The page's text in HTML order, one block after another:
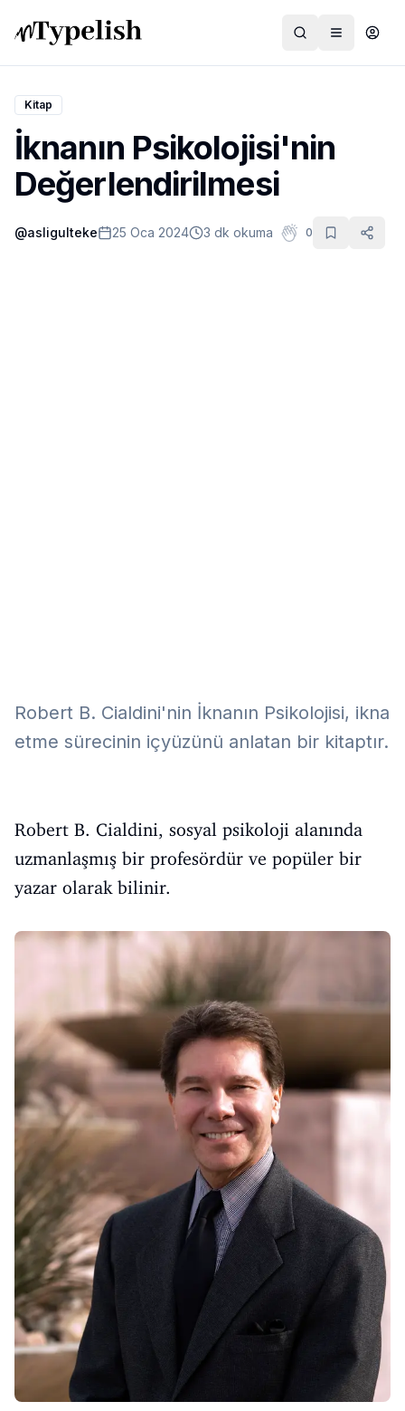
Dünya
Film ve Dizi
Kültür ve Sanat
Kitap
İknanın Psikolojisi'nin
Değerlendirilmesi
@asligulteke 25 Oca 2024 3 dk okuma 0
Robert B. Cialdini'nin İknanın Psikolojisi, ikna
etme sürecinin içyüzünü anlatan bir kitaptır.
Robert B. Cialdini, sosyal psikoloji alanında
uzmanlaşmış bir profesördür ve popüler bir
yazar olarak bilinir.